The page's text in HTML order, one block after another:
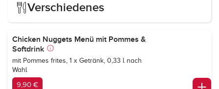
Verschiedenes
Chicken Nuggets Menü mit Pommes &
Softdrink
mit Pommes frites, 1 x Getränk, 0,33 l nach
Wahl
9,90 €